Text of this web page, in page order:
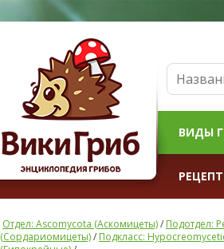
ВИДЫ
Отдел: Ascomycota (Аскомицеты)/ Подотдел:
(Сордариомицеты)/ Подкласс: